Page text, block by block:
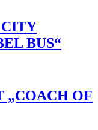
CITY
BUS“
„COACH OF